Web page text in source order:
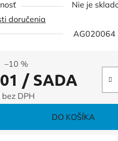
Nie je
doručenia
AG020064
–10 %
/ SADA
DPH
DO KOŠÍKA